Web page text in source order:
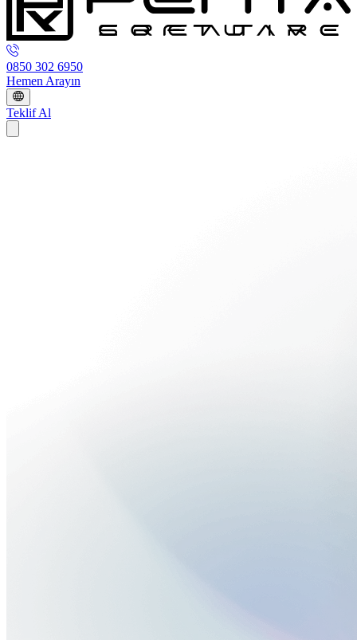
0850 302 6950
Hemen Arayın
Teklif Al